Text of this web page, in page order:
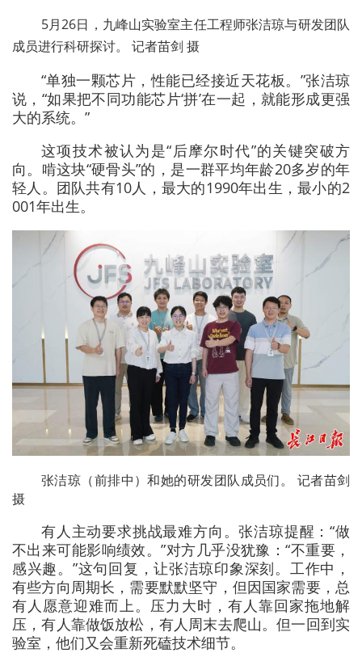
5月26日，九峰山实验室主任工程师张洁琼与研发团队
成员进行科研探讨。 记者苗剑 摄
“单独一颗芯片，性能已经接近天花板。”张洁琼
说，“如果把不同功能芯片‘拼’在一起，就能形成更强
大的系统。”
这项技术被认为是“后摩尔时代”的关键突破方
向。啃这块“硬骨头”的，是一群平均年龄20多岁的年
轻人。团队共有10人，最大的1990年出生，最小的2
001年出生。
张洁琼（前排中）和她的研发团队成员们。 记者苗剑
摄
有人主动要求挑战最难方向。张洁琼提醒：“做
不出来可能影响绩效。”对方几乎没犹豫：“不重要，
感兴趣。”这句回复，让张洁琼印象深刻。工作中，
有些方向周期长，需要默默坚守，但因国家需要，总
有人愿意迎难而上。压力大时，有人靠回家拖地解
压，有人靠做饭放松，有人周末去爬山。但一回到实
验室，他们又会重新死磕技术细节。